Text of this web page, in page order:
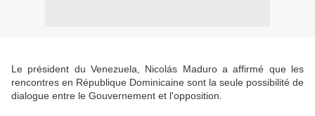
Le président du Venezuela, Nicolás Maduro a affirmé que les
rencontres en République Dominicaine sont la seule possibilité de
dialogue entre le Gouvernement et l'opposition.